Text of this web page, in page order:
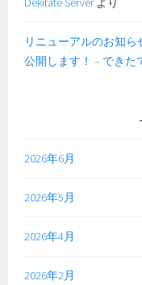
リニューアルのお知ら
公開します！ – できた
2026年6月
2026年5月
2026年4月
2026年2月